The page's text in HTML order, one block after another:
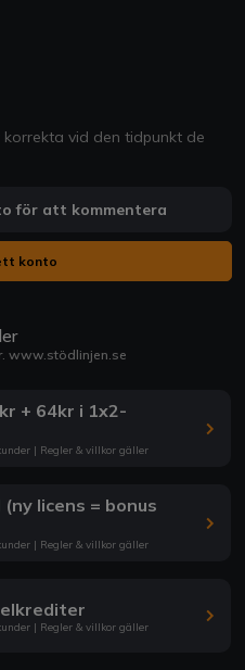
vid den tidpunkt de
för att kommentera
konto
www.stödlinjen.se
+ 64kr i 1x2-
| Regler & villkor gäller
licens = bonus
| Regler & villkor gäller
| Regler & villkor gäller